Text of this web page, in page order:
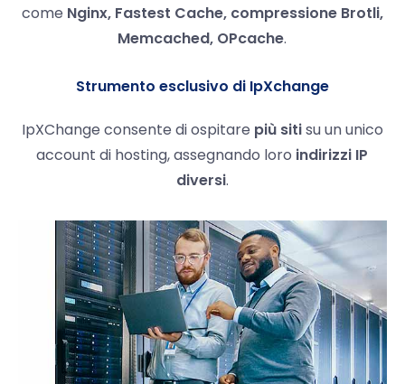
come Nginx, Fastest Cache, compressione Brotli,
Memcached, OPcache.
Strumento esclusivo di IpXchange
IpXChange consente di ospitare più sitisu un unico
account di hosting, assegnando loro indirizzi IP
diversi.